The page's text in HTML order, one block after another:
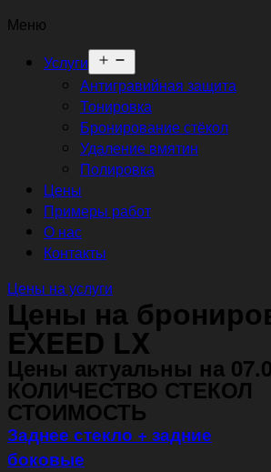
Меню
Услуги
меню
Антигравийная защита
Тонировка
Бронирование стёкол
Удаление вмятин
Полировка
Цены
Примеры работ
О нас
Контакты
Цены на услуги
Цены на
EXEED LX
Цены актуальны на
КОЛИЧЕСТВО СТЕКОЛ
СТОИМОСТЬ
Заднее стекло + задние
боковые